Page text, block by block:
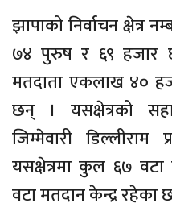
झापाको निर्वाचन
७४ पुरुष र ६९ हजार
मतदाता एकलाख ४०
छन् । यसक्षेत्रको
जिम्मेवारी
यसक्षेत्रमा कुल ६७
वटा मतदान केन्द्र रहेका